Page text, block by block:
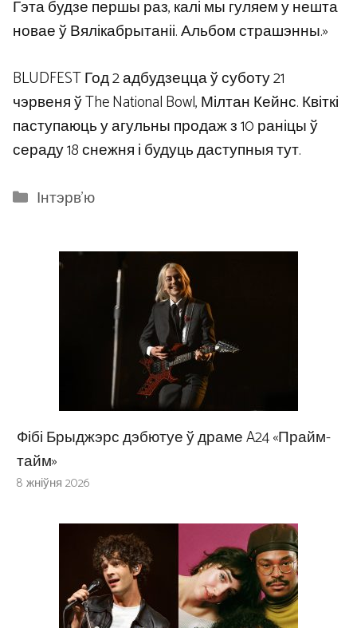
Гэта будзе першы раз, калі мы гуляем у нешта
новае ў Вялікабрытаніі. Альбом страшэнны.»
BLUDFEST Год 2 адбудзецца ў суботу 21
чэрвеня ў The National Bowl, Мілтан Кейнс. Квіткі
паступаюць у агульны продаж з 10 раніцы ў
сераду 18 снежня і будуць даступныя тут.
Categories
Інтэрв'ю
Фібі Брыджэрс дэбютуе ў драме A24 «Прайм-
тайм»
8 жніўня 2026